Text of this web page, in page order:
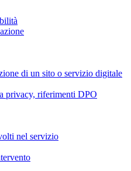
di un sito o servizio digitale
privacy, riferimenti DPO
nel servizio